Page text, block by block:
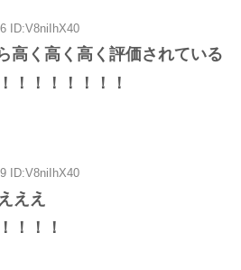
ID:V8niIhX40
高く高く高く評価されている
！！！！！！！
ID:V8niIhX40
ええ
！！！